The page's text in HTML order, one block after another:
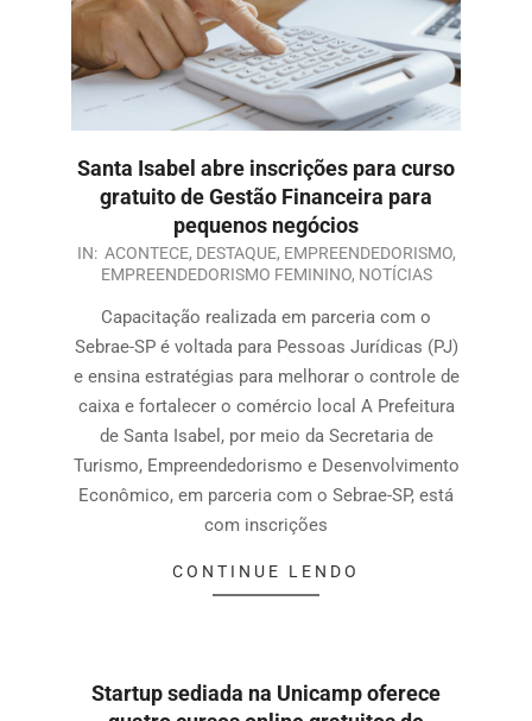
Santa Isabel abre inscrições para curso
gratuito de Gestão Financeira para
pequenos negócios
IN: ACONTECE, DESTAQUE, EMPREENDEDORISMO,
EMPREENDEDORISMO FEMININO, NOTÍCIAS
Capacitação realizada em parceria com o
Sebrae-SP é voltada para Pessoas Jurídicas (PJ)
e ensina estratégias para melhorar o controle de
caixa e fortalecer o comércio local A Prefeitura
de Santa Isabel, por meio da Secretaria de
Turismo, Empreendedorismo e Desenvolvimento
Econômico, em parceria com o Sebrae-SP, está
com inscrições
CONTINUE LENDO
Startup sediada na Unicamp oferece